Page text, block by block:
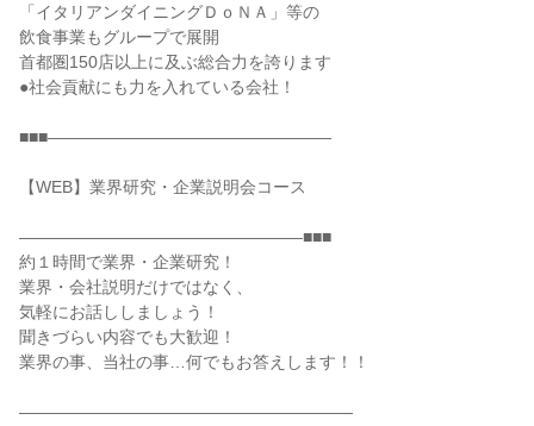
「イタリアンダイニングＤｏＮＡ」等の
飲食事業もグループで展開
首都圏150店以上に及ぶ総合力を誇ります
●社会貢献にも力を入れている会社！
■■■―――――――――――――――――
【WEB】業界研究・企業説明会コース
―――――――――――――――――■■■
約１時間で業界・企業研究！
業界・会社説明だけではなく、
気軽にお話ししましょう！
聞きづらい内容でも大歓迎！
業界の事、当社の事…何でもお答えします！！
――――――――――――――――――――